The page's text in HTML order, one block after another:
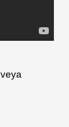
veya